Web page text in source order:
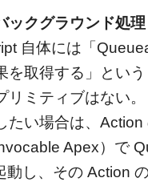
ックグラウンド処理
自体には「
を取得する」とい
リミティブはない。
たい場合は、Action
Apex）で
動し、その Action